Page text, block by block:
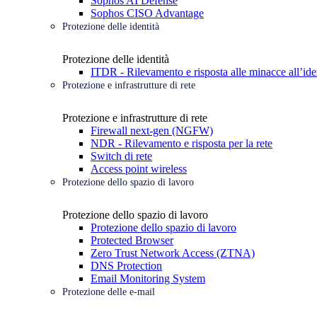
Sophos CISO Advantage
Protezione delle identità
Protezione delle identità
ITDR - Rilevamento e risposta alle minacce
Protezione e infrastrutture di rete
Protezione e infrastrutture di rete
Firewall next-gen (NGFW)
NDR - Rilevamento e risposta per la rete
Switch di rete
Access point wireless
Protezione dello spazio di lavoro
Protezione dello spazio di lavoro
Protezione dello spazio di lavoro
Protected Browser
Zero Trust Network Access (ZTNA)
DNS Protection
Email Monitoring System
Protezione delle e-mail